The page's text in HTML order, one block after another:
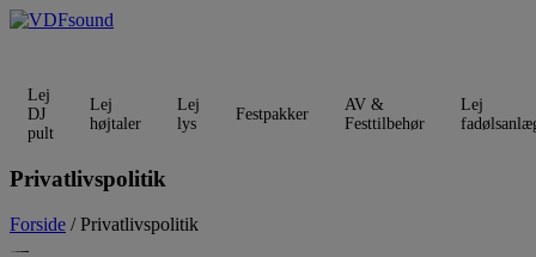
Videre
Lej
DJ
pult
Lej
højtaler
Lej
lys
Festpakker
AV &
Festtilbehør
Lej
Privatlivspolitik
Forside / Privatlivspolitik